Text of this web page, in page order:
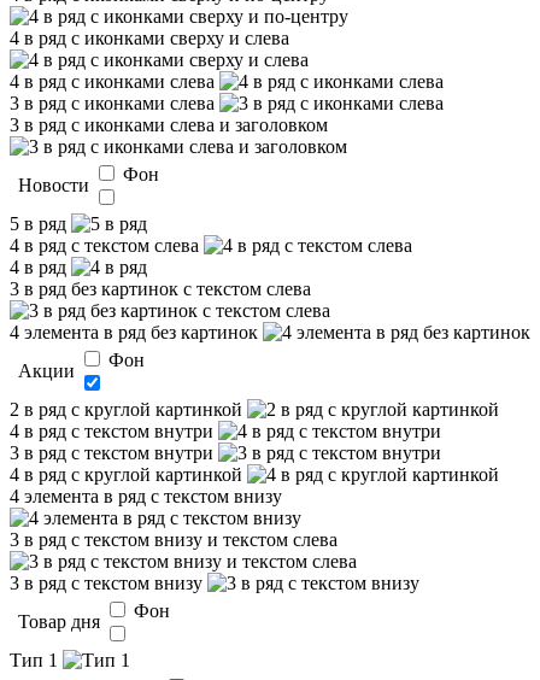
4 в ряд с иконками сверху и слева
4 в ряд с иконками слева
3 в ряд с иконками слева
3 в ряд с иконками слева и заголовком
Новости
Фон
5 в ряд
4 в ряд с текстом слева
4 в ряд
3 в ряд без картинок с текстом слева
4 элемента в ряд без картинок
Акции
Фон
2 в ряд с круглой картинкой
4 в ряд с текстом внутри
3 в ряд с текстом внутри
4 в ряд с круглой картинкой
4 элемента в ряд с текстом внизу
3 в ряд с текстом внизу и текстом слева
3 в ряд с текстом внизу
Товар дня
Фон
Тип 1